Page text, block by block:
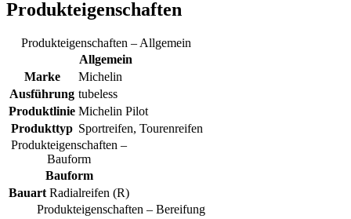
Produkteigenschaften
Produkteigenschaften – Allgemein
Allgemein
Marke
Michelin
Ausführung tubeless
Produktlinie Michelin Pilot
Produkttyp Sportreifen, Tourenreifen
Produkteigenschaften –
Bauform
Bauform
Bauart Radialreifen (R)
Produkteigenschaften – Bereifung